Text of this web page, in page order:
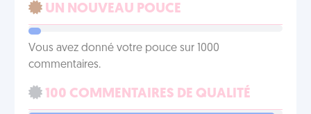
UN NOUVEAU POUCE
Vous avez donné votre pouce sur 1000
commentaires.
100 COMMENTAIRES DE QUALITÉ